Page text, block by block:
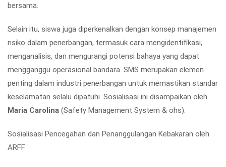
bersama.
Selain itu, siswa juga diperkenalkan dengan konsep manajemen
risiko dalam penerbangan, termasuk cara mengidentifikasi,
menganalisis, dan mengurangi potensi bahaya yang dapat
mengganggu operasional bandara. SMS merupakan elemen
penting dalam industri penerbangan untuk memastikan standar
keselamatan selalu dipatuhi. Sosialisasi ini disampaikan oleh
Maria Carolina (Safety Management System & ohs).
Sosialisasi Pencegahan dan Penanggulangan Kebakaran oleh
ARFF